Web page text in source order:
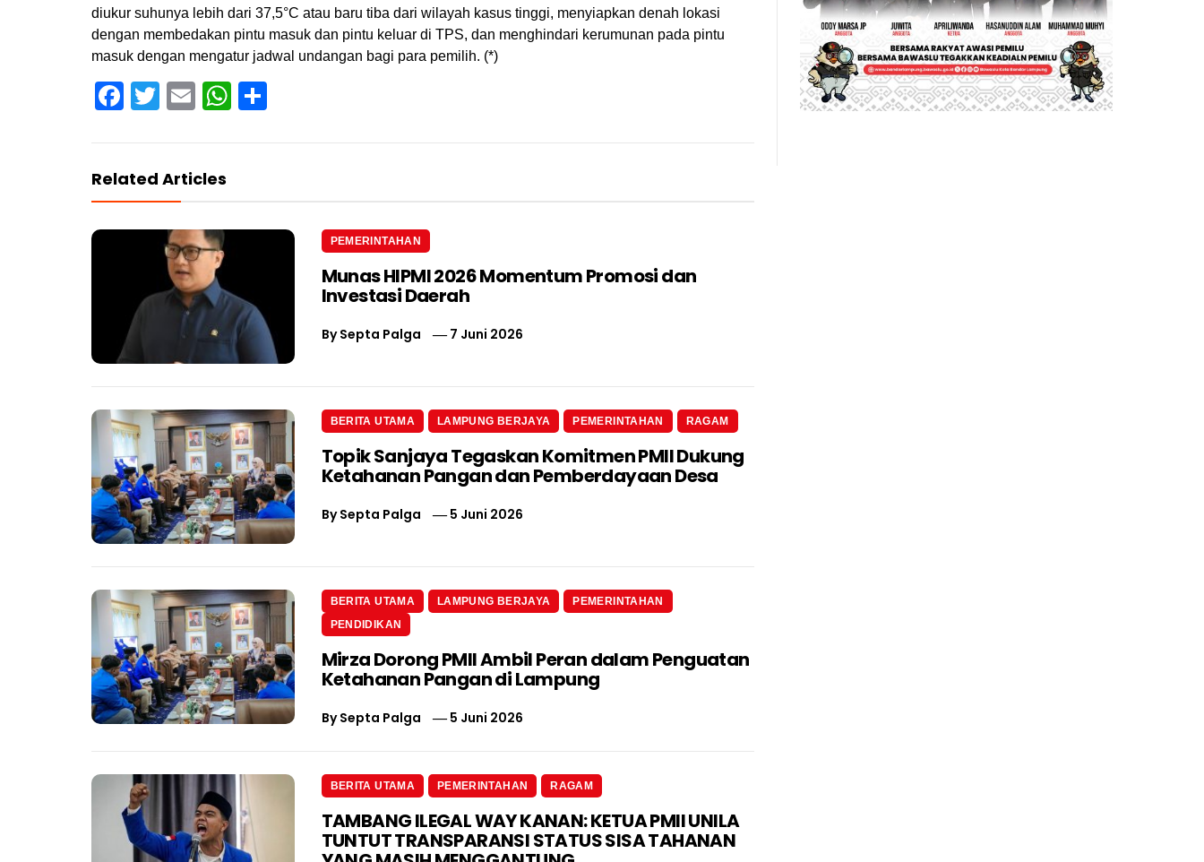
diukur suhunya lebih dari 37,5°C atau baru tiba dari wilayah kasus tinggi, menyiapkan denah lokasi
dengan membedakan pintu masuk dan pintu keluar di TPS, dan menghindari kerumunan pada pintu
masuk dengan mengatur jadwal undangan bagi para pemilih. (*)
Facebook
TwitterEmailWhatsApp
Related Articles
PEMERINTAHAN
Munas HIPMI 2026 Momentum Promosi dan
Investasi Daerah
BySepta Palga 7 Juni 2026
BERITA UTAMA LAMPUNG BERJAYA PEMERINTAHAN RAGAM
Topik Sanjaya Tegaskan Komitmen PMII Dukung
Ketahanan Pangan dan Pemberdayaan Desa
BySepta Palga 5 Juni 2026
BERITA UTAMA LAMPUNG BERJAYA
PEMERINTAHAN
PENDIDIKAN
Mirza Dorong PMII Ambil Peran dalam Penguatan
Ketahanan Pangan di Lampung
BySepta Palga 5 Juni 2026
BERITA UTAMA PEMERINTAHAN RAGAM
TAMBANG ILEGAL WAY KANAN: KETUA PMII UNILA
TUNTUT TRANSPARANSI STATUS SISA TAHANAN